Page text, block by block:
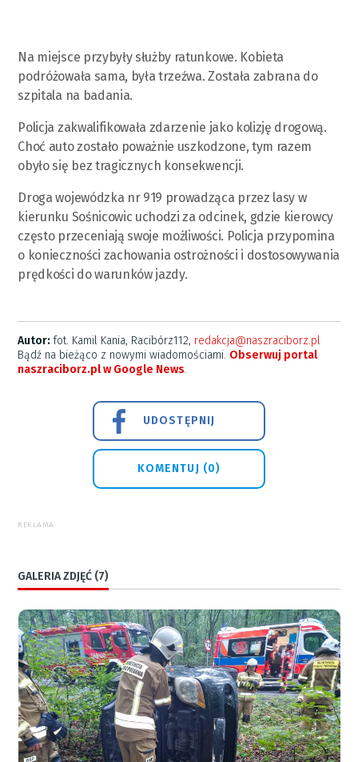
Na miejsce przybyły służby ratunkowe. Kobieta
podróżowała sama, była trzeźwa. Została zabrana do
szpitala na badania.
Policja zakwalifikowała zdarzenie jako kolizję drogową.
Choć auto zostało poważnie uszkodzone, tym razem
obyło się bez tragicznych konsekwencji.
Droga wojewódzka nr 919 prowadząca przez lasy w
kierunku Sośnicowic uchodzi za odcinek, gdzie kierowcy
często przeceniają swoje możliwości. Policja przypomina
o konieczności zachowania ostrożności i dostosowywania
prędkości do warunków jazdy.
Autor: fot. Kamil Kania, Racibórz112, redakcja@naszraciborz.pl
Bądź na bieżąco z nowymi wiadomościami. Obserwuj portal
naszraciborz.pl w Google News.
UDOSTĘPNIJ
KOMENTUJ (0)
REKLAMA
GALERIA ZDJĘĆ (7)